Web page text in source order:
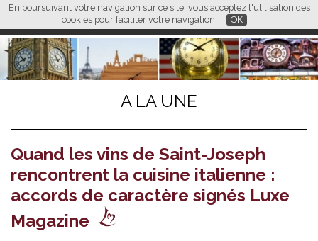
En poursuivant votre navigation sur ce site, vous acceptez l'utilisation des
cookies pour faciliter votre navigation.
OK
FR EN CN
L M
A LA UNE
Quand les vins de Saint-Joseph
rencontrent la cuisine italienne :
accords de caractère signés Luxe
Magazine